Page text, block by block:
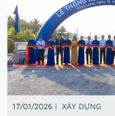
17/01/2026
XÂY DỰNG